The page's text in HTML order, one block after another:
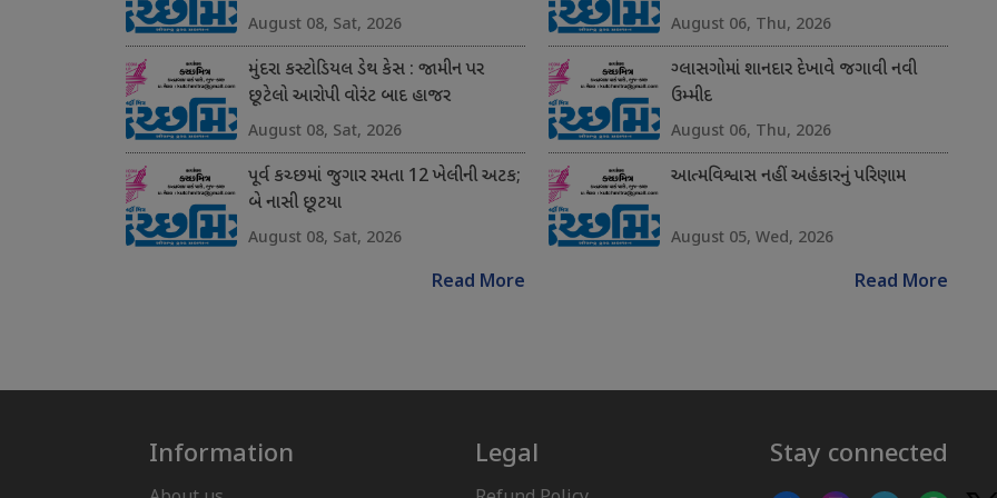
August 08, Sat, 2026
મુંદરા કસ્ટોડિયલ ડેથ કેસ : જામીન પર
છૂટેલો આરોપી વોરંટ બાદ હાજર
August 08, Sat, 2026
પૂર્વ કચ્છમાં જુગાર રમતા 12 ખેલીની અટક;
બે નાસી છૂટયા
August 08, Sat, 2026
Read More
August 06, Thu, 2026
ગ્લાસગોમાં શાનદાર દેખાવે જગાવી નવી
ઉમ્મીદ
August 06, Thu, 2026
આત્મવિશ્વાસ નહીં અહંકારનું પરિણામ
August 05, Wed, 2026
Read More
Information Legal Stay connected